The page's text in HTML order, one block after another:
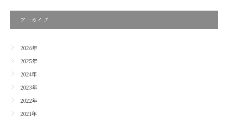
アーカイブ
2026年
2025年
2024年
2023年
2022年
2021年